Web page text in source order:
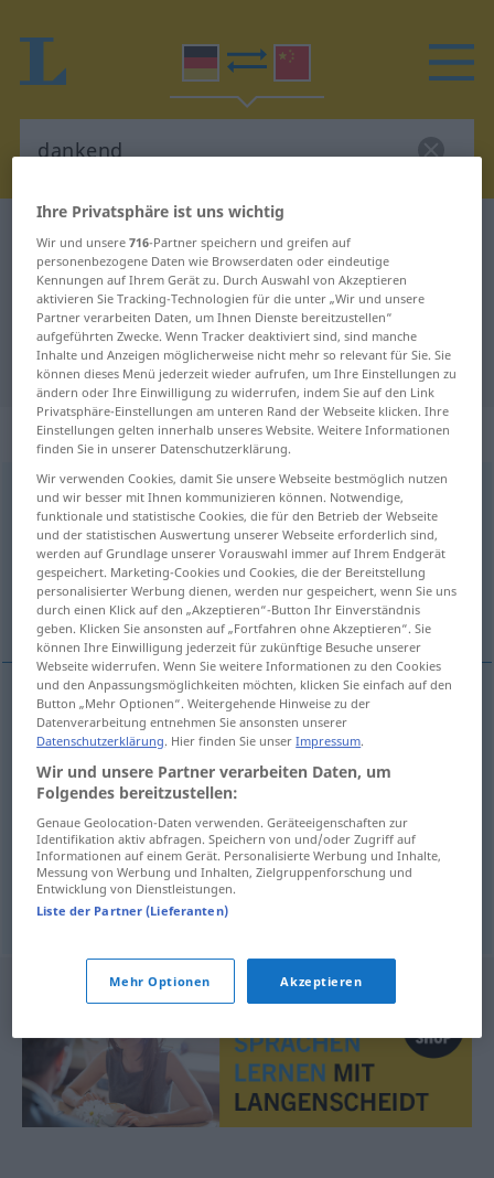
Deutsch-Chinesisch Wörterbuch dankend
Deutsch-Chinesisch Übersetzung
für "dankend"
"dankend" Chinesisch Übersetzung
„dankend“
dankend
Übersicht aller Übersetzungen
(Für mehr Details die Übersetzung anklicken/antippen)
谢绝 感激地接受（来款）
Beispiele
dankendablehnen
谢绝 [xièjué]
(Betrag) dankenderhalten
感激地接受（来款） [gǎnjīde jiēshòu (láikuǎn)]
Ihre Privatsphäre ist uns wichtig
Wir und unsere716-Partner speichern und greifen auf
personenbezogene Daten wie Browserdaten oder eindeutige
Kennungen auf Ihrem Gerät zu. Durch Auswahl von Akzeptieren
aktivieren Sie Tracking-Technologien für die unter „Wir und unsere
Partner verarbeiten Daten, um Ihnen Dienste bereitzustellen“
aufgeführten Zwecke. Wenn Tracker deaktiviert sind, sind manche
Inhalte und Anzeigen möglicherweise nicht mehr so relevant für Sie. Sie
können dieses Menü jederzeit wieder aufrufen, um Ihre Einstellungen zu
ändern oder Ihre Einwilligung zu widerrufen, indem Sie auf den Link
Privatsphäre-Einstellungen am unteren Rand der Webseite klicken. Ihre
Einstellungen gelten innerhalb unseres Website. Weitere Informationen
finden Sie in unserer Datenschutzerklärung.
Wir verwenden Cookies, damit Sie unsere Webseite bestmöglich nutzen
und wir besser mit Ihnen kommunizieren können. Notwendige,
funktionale und statistische Cookies, die für den Betrieb der Webseite
und der statistischen Auswertung unserer Webseite erforderlich sind,
werden auf Grundlage unserer Vorauswahl immer auf Ihrem Endgerät
gespeichert. Marketing-Cookies und Cookies, die der Bereitstellung
personalisierter Werbung dienen, werden nur gespeichert, wenn Sie uns
durch einen Klick auf den „Akzeptieren“-Button Ihr Einverständnis
geben. Klicken Sie ansonsten auf „Fortfahren ohne Akzeptieren“. Sie
können Ihre Einwilligung jederzeit für zukünftige Besuche unserer
Webseite widerrufen. Wenn Sie weitere Informationen zu den Cookies
und den Anpassungsmöglichkeiten möchten, klicken Sie einfach auf den
Button „Mehr Optionen“. Weitergehende Hinweise zu der
Datenverarbeitung entnehmen Sie ansonsten unserer
Datenschutzerklärung. Hier finden Sie unserImpressum.
Wir und unsere Partner verarbeiten Daten, um
Folgendes bereitzustellen:
Genaue Geolocation-Daten verwenden. Geräteeigenschaften zur
Identifikation aktiv abfragen. Speichern von und/oder Zugriff auf
Informationen auf einem Gerät. Personalisierte Werbung und Inhalte,
Messung von Werbung und Inhalten, Zielgruppenforschung und
Entwicklung von Dienstleistungen.
Liste der Partner (Lieferanten)
Mehr Optionen Akzeptieren